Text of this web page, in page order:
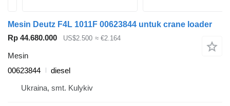
Mesin Deutz F4L 1011F 00623844 untuk crane loader
Rp 44.680.000
US$2.500 ≈ €2.164
Mesin
00623844
diesel
Ukraina, smt. Kulykiv